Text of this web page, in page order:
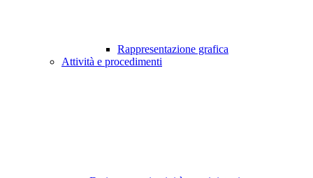
Rappresentazione grafica
Attività e procedimenti